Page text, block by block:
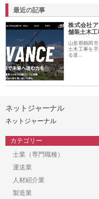
最近の記事
株式会社
舗装土木工
山形県鶴岡
土木工事を
る道…
ネットジャーナル
ネットジャーナル
カテゴリー
士業（専門職種）
運送業
人材紹介業
製造業